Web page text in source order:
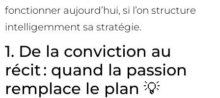
fonctionner aujourd’hui, si l’on structure
intelligemment sa stratégie.
1. De la conviction au
récit : quand la passion
remplace le plan 💡